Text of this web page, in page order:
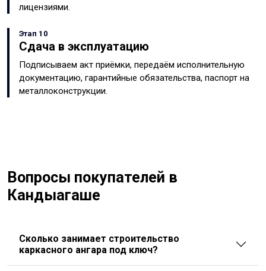
лицензиями.
Этап 10
Сдача в эксплуатацию
Подписываем акт приёмки, передаём исполнительную
документацию, гарантийные обязательства, паспорт на
металлоконструкции.
Вопросы покупателей в
Кандыагаше
Сколько занимает строительство
каркасного ангара под ключ?